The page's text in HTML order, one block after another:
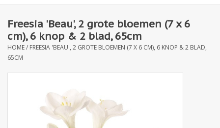
Binderij
Kunstbloemen
Blad - en Bessentakken
Freesia 'Beau', 2 grote bloemen (7 x 6
cm), 6 knop & 2 blad, 65cm
HOME/ FREESIA 'BEAU', 2 GROTE BLOEMEN (7 X 6 CM), 6 KNOP & 2 BLAD,
65CM